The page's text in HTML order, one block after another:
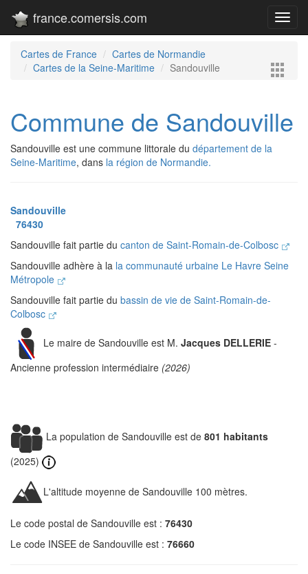
france.comersis.com
Cartes de France
Cartes de Normandie
Cartes de la Seine-Maritime
Sandouville
Commune de Sandouville
Sandouville est une commune littorale du département de la
Seine-Maritime, dans la région de Normandie.
Sandouville
76430
Sandouville fait partie du canton de Saint-Romain-de-Colbosc
Sandouville adhère à la la communauté urbaine Le Havre Seine
Métropole
Sandouville fait partie du bassin de vie de Saint-Romain-de-
Colbosc
Le maire de Sandouville est M. Jacques DELLERIE -
Ancienne profession intermédiaire (2026)
La population de Sandouville est de 801 habitants
(2025)
L'altitude moyenne de Sandouville 100 mètres.
Le code postal de Sandouville est : 76430
Le code INSEE de Sandouville est : 76660